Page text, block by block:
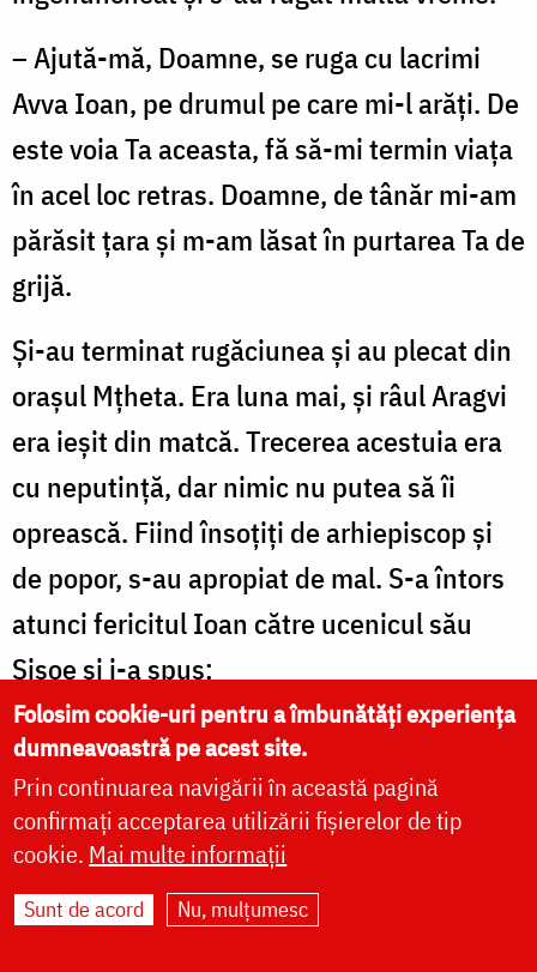
– Ajută-mă, Doamne, se ruga cu lacrimi
Avva Ioan, pe drumul pe care mi-l arăți. De
este voia Ta aceasta, fă să-mi termin viața
în acel loc retras. Doamne, de tânăr mi-am
părăsit țara și m-am lăsat în purtarea Ta de
grijă.
Și-au terminat rugăciunea și au plecat din
orașul Mțheta. Era luna mai, și râul Aragvi
era ieșit din matcă. Trecerea acestuia era
cu neputință, dar nimic nu putea să îi
oprească. Fiind însoțiți de arhiepiscop și
de popor, s-au apropiat de mal. S-a întors
atunci fericitul Ioan către ucenicul său
Sisoe și i-a spus:
– Roagă-te, părinte, lui Dumnezeu, să
trecem fără nicio primejdie pe malul
celălalt.
Ucenicul, fiind întotdeauna ascultător, s-a
întors către răsărit, a făcut trei metanii și a
Folosim cookie-uri pentru a îmbunătăți experiența
dumneavoastră pe acest site.
Prin continuarea navigării în această pagină
confirmați acceptarea utilizării fișierelor de tip
cookie. Mai multe informații
Sunt de acord Nu, mulțumesc